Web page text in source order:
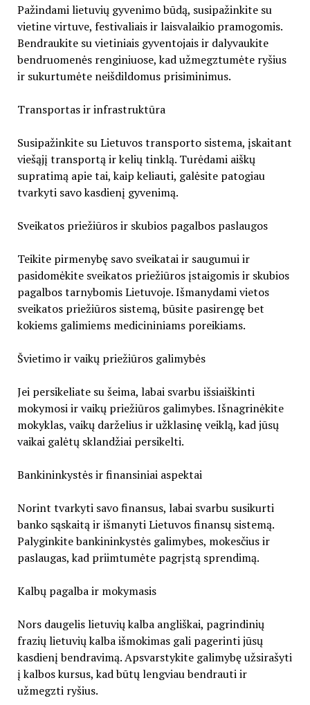
Pažindami lietuvių gyvenimo būdą, susipažinkite su
vietine virtuve, festivaliais ir laisvalaikio pramogomis.
Bendraukite su vietiniais gyventojais ir dalyvaukite
bendruomenės renginiuose, kad užmegztumėte ryšius
ir sukurtumėte neišdildomus prisiminimus.
Transportas ir infrastruktūra
Susipažinkite su Lietuvos transporto sistema, įskaitant
viešąjį transportą ir kelių tinklą. Turėdami aiškų
supratimą apie tai, kaip keliauti, galėsite patogiau
tvarkyti savo kasdienį gyvenimą.
Sveikatos priežiūros ir skubios pagalbos paslaugos
Teikite pirmenybę savo sveikatai ir saugumui ir
pasidomėkite sveikatos priežiūros įstaigomis ir skubios
pagalbos tarnybomis Lietuvoje. Išmanydami vietos
sveikatos priežiūros sistemą, būsite pasirengę bet
kokiems galimiems medicininiams poreikiams.
Švietimo ir vaikų priežiūros galimybės
Jei persikeliate su šeima, labai svarbu išsiaiškinti
mokymosi ir vaikų priežiūros galimybes. Išnagrinėkite
mokyklas, vaikų darželius ir užklasinę veiklą, kad jūsų
vaikai galėtų sklandžiai persikelti.
Bankininkystės ir finansiniai aspektai
Norint tvarkyti savo finansus, labai svarbu susikurti
banko sąskaitą ir išmanyti Lietuvos finansų sistemą.
Palyginkite bankininkystės galimybes, mokesčius ir
paslaugas, kad priimtumėte pagrįstą sprendimą.
Kalbų pagalba ir mokymasis
Nors daugelis lietuvių kalba angliškai, pagrindinių
frazių lietuvių kalba išmokimas gali pagerinti jūsų
kasdienį bendravimą. Apsvarstykite galimybę užsirašyti
į kalbos kursus, kad būtų lengviau bendrauti ir
užmegzti ryšius.